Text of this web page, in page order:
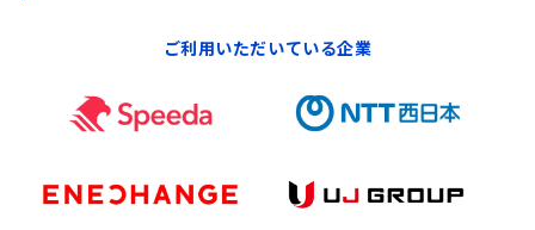
ご利用いただいている企業